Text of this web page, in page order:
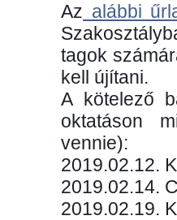
Az alábbi
tagok
kell újítani.
​A kötelező
oktatáson
vennie):
​2019.02.12.
2019.02.14.
2019.02.19.